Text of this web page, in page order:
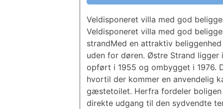
Veldisponeret villa med god
Veldisponeret villa med god
strandMed en attraktiv
uden for døren. Østre Strand
opført i 1955 og ombygget i 1976.
hvortil der kommer en anvendelig
gæstetoilet. Herfra fordeler
direkte udgang til den sydvendte